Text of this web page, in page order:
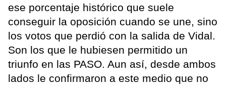
ese porcentaje histórico que suele
conseguir la oposición cuando se une, sino
los votos que perdió con la salida de Vidal.
Son los que le hubiesen permitido un
triunfo en las PASO. Aun así, desde ambos
lados le confirmaron a este medio que no